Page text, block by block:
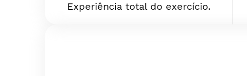
Experiência total do exercício.